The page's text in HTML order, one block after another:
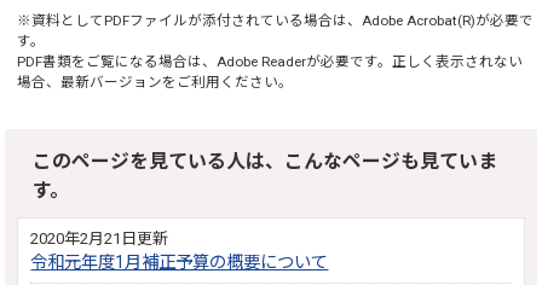
※資料としてPDFファイルが添付されている場合は、 Adobe Acrobat(R)が必要で
す。
PDF書類をご覧になる場合は、 Adobe Readerが必要です。正しく表示されない
場合、最新バージョンをご利用ください。
このページを見ている人は、こんなページも見ていま
す。
2020年2月21日更新
令和元年度1月補正予算の概要について